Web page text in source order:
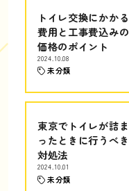
トイレ交換にかかる
費用と工事費込みの
価格のポイント
2024.10.08
未分類
東京でトイレが詰ま
ったときに行うべき
対処法
2024.10.01
未分類